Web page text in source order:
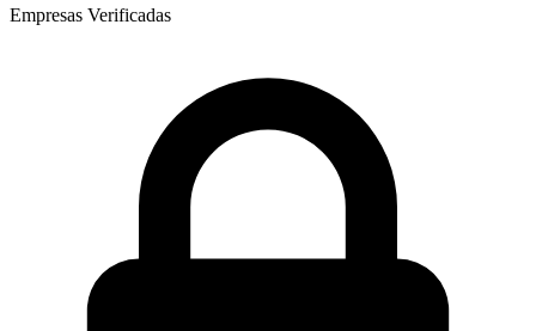
Empresas Verificadas